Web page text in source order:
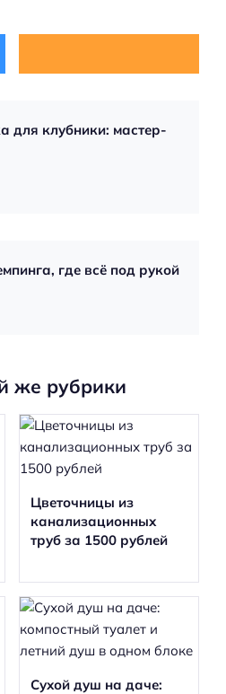
для клубники: мастер-
где всё под рукой
же рубрики
Цветочницы из
канализационных
труб за 1500 рублей
Сухой душ на даче: